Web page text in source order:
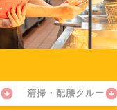
清掃・配膳クルー